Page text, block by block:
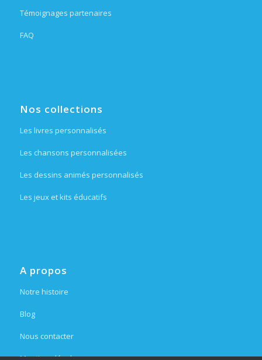
Témoignages partenaires
FAQ
Nos collections
Les livres personnalisés
Les chansons personnalisées
Les dessins animés personnalisés
Les jeux et kits éducatifs
A propos
Notre histoire
Blog
Nous contacter